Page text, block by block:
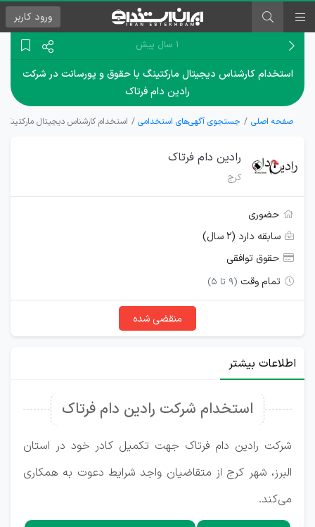
ورود کاربر
۱ سال پیش
استخدام کارشناس دیجیتال مارکتینگ با حقوق و پورسانت در شرکت
رادین دام فرتاک
صفحه اصلی جستجوی آگهی‌های استخدامی استخدام کارشناس دیجیتال
رادین دام فرتاک
کرج
حضوری
سابقه دارد (۲ سال)
حقوق توافقی
تمام وقت (۹ تا ۵)
منقضی شده
اطلاعات بیشتر
استخدام شرکت رادین دام فرتاک
شرکت رادین دام فرتاک جهت تکمیل کادر خود در استان
البرز، شهر کرج از متقاضیان واجد شرایط دعوت به همکاری
می‌کند.